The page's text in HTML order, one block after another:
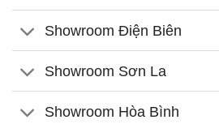
Showroom Điện Biên
Showroom Sơn La
Showroom Hòa Bình